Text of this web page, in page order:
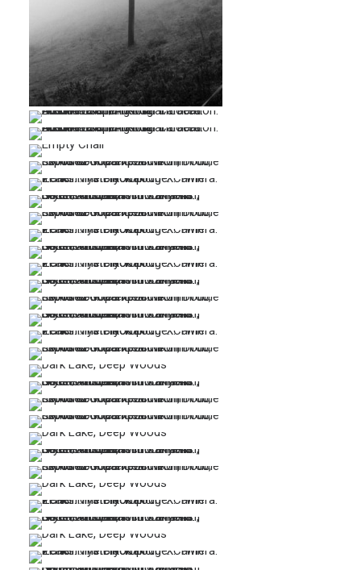
…
…
…
…
…
…
…
…
…
…
…
…
…
…
…
…
…
…
…
…
…
…
…
…